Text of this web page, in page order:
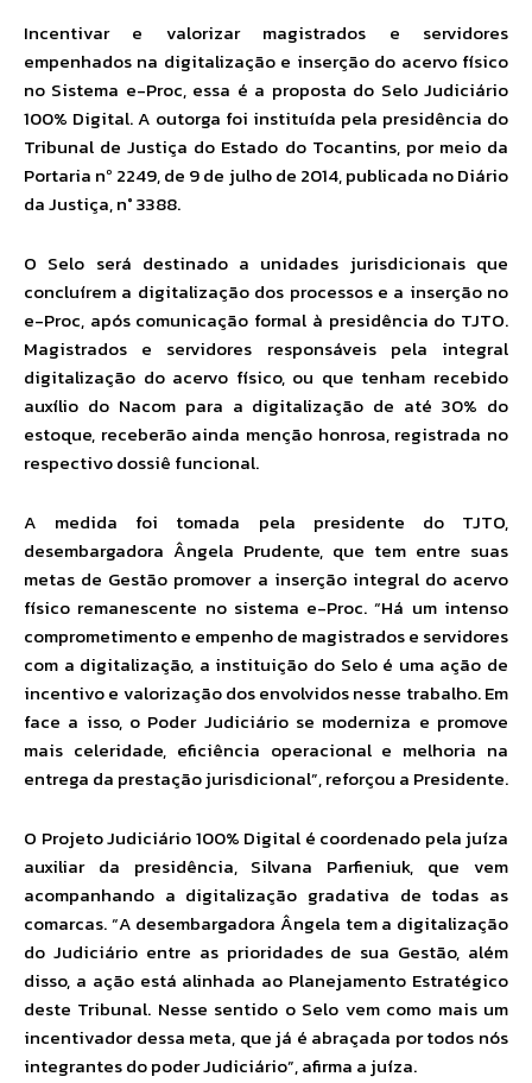
Incentivar e valorizar magistrados e servidores
empenhados na digitalização e inserção do acervo físico
no Sistema e-Proc, essa é a proposta do Selo Judiciário
100% Digital. A outorga foi instituída pela presidência do
Tribunal de Justiça do Estado do Tocantins, por meio da
Portaria nº 2249, de 9 de julho de 2014, publicada no Diário
da Justiça, n° 3388.
O Selo será destinado a unidades jurisdicionais que
concluírem a digitalização dos processos e a inserção no
e-Proc, após comunicação formal à presidência do TJTO.
Magistrados e servidores responsáveis pela integral
digitalização do acervo físico, ou que tenham recebido
auxílio do Nacom para a digitalização de até 30% do
estoque, receberão ainda menção honrosa, registrada no
respectivo dossiê funcional.
A medida foi tomada pela presidente do TJTO,
desembargadora Ângela Prudente, que tem entre suas
metas de Gestão promover a inserção integral do acervo
físico remanescente no sistema e-Proc. “Há um intenso
comprometimento e empenho de magistrados e servidores
com a digitalização, a instituição do Selo é uma ação de
incentivo e valorização dos envolvidos nesse trabalho. Em
face a isso, o Poder Judiciário se moderniza e promove
mais celeridade, eficiência operacional e melhoria na
entrega da prestação jurisdicional”, reforçou a Presidente.
O Projeto Judiciário 100% Digital é coordenado pela juíza
auxiliar da presidência, Silvana Parfieniuk, que vem
acompanhando a digitalização gradativa de todas as
comarcas. “A desembargadora Ângela tem a digitalização
do Judiciário entre as prioridades de sua Gestão, além
disso, a ação está alinhada ao Planejamento Estratégico
deste Tribunal. Nesse sentido o Selo vem como mais um
incentivador dessa meta, que já é abraçada por todos nós
integrantes do poder Judiciário”, afirma a juíza.